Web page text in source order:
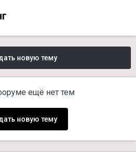
новую тему
ещё нет тем
новую тему